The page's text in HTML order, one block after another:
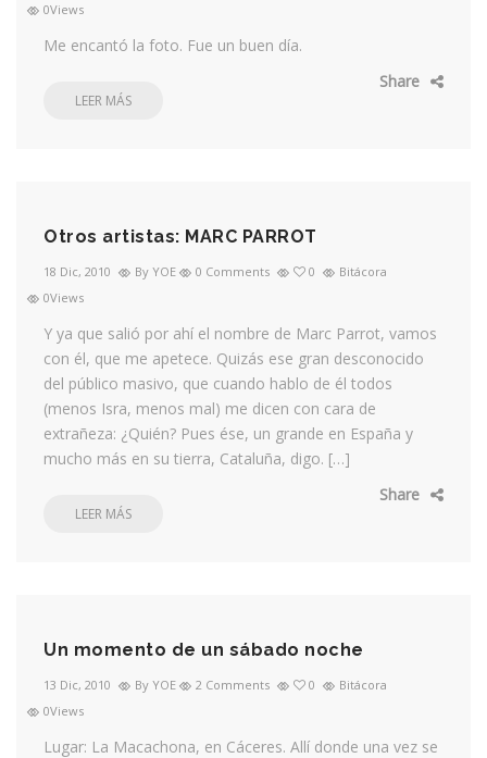
0Views
Me encantó la foto. Fue un buen día.
Share
LEER MÁS
Otros artistas: MARC PARROT
18 Dic, 2010 By YOE 0 Comments 0
Bitácora
0Views
Y ya que salió por ahí el nombre de Marc Parrot, vamos
con él, que me apetece. Quizás ese gran desconocido
del público masivo, que cuando hablo de él todos
(menos Isra, menos mal) me dicen con cara de
extrañeza: ¿Quién? Pues ése, un grande en España y
mucho más en su tierra, Cataluña, digo. […]
Share
LEER MÁS
Un momento de un sábado noche
13 Dic, 2010 By YOE 2 Comments 0
Bitácora
0Views
Lugar: La Macachona, en Cáceres. Allí donde una vez se